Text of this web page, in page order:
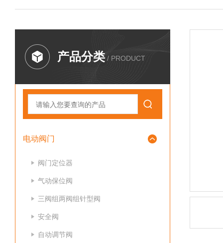
产品分类 / PRODUCT
电动阀门
阀门定位器
气动保位阀
三阀组两阀组针型阀
安全阀
自动调节阀